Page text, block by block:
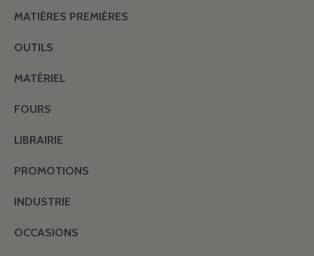
MATIÈRES PREMIÈRES
OUTILS
MATÉRIEL
FOURS
LIBRAIRIE
PROMOTIONS
INDUSTRIE
OCCASIONS